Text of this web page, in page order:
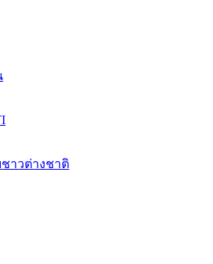
าวต่างชาติ